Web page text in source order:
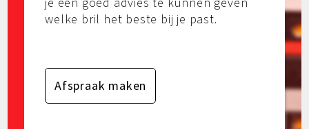
welke bril het beste bij je past.
Afspraak maken